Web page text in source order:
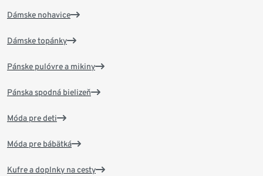
Dámske nohavice
Dámske topánky
Pánske pulóvre a mikiny
Pánska spodná bielizeň
Móda pre deti
Móda pre bábätká
Kufre a doplnky na cesty